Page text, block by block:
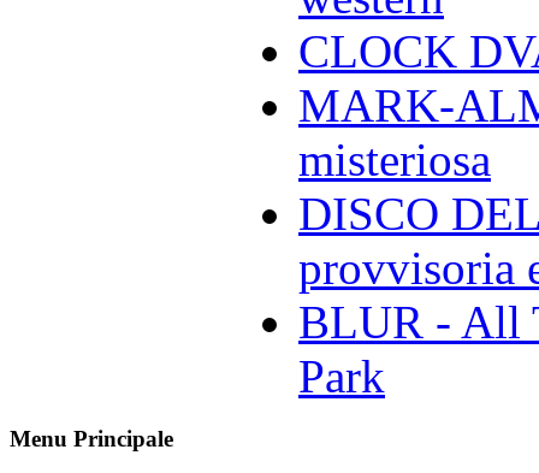
CLOCK
MARK-
misteriosa
DISCO
provvisoria
BLUR - All
Park
Menu Principale